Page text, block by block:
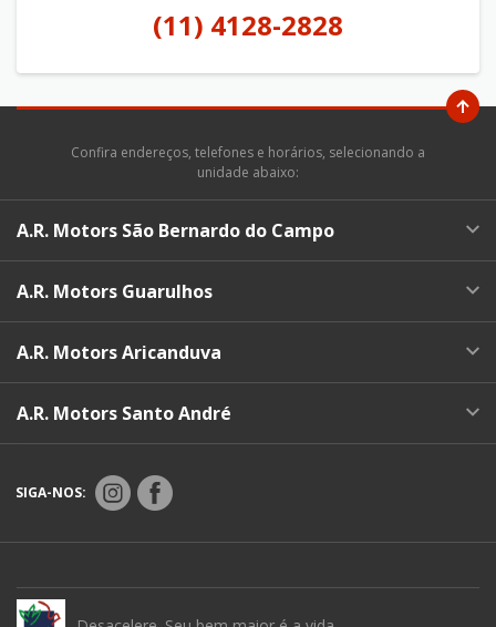
(11) 4128-2828
Confira endereços, telefones e horários, selecionando a
unidade abaixo:
A.R. Motors São Bernardo do Campo
A.R. Motors Guarulhos
A.R. Motors Aricanduva
A.R. Motors Santo André
SIGA-NOS: